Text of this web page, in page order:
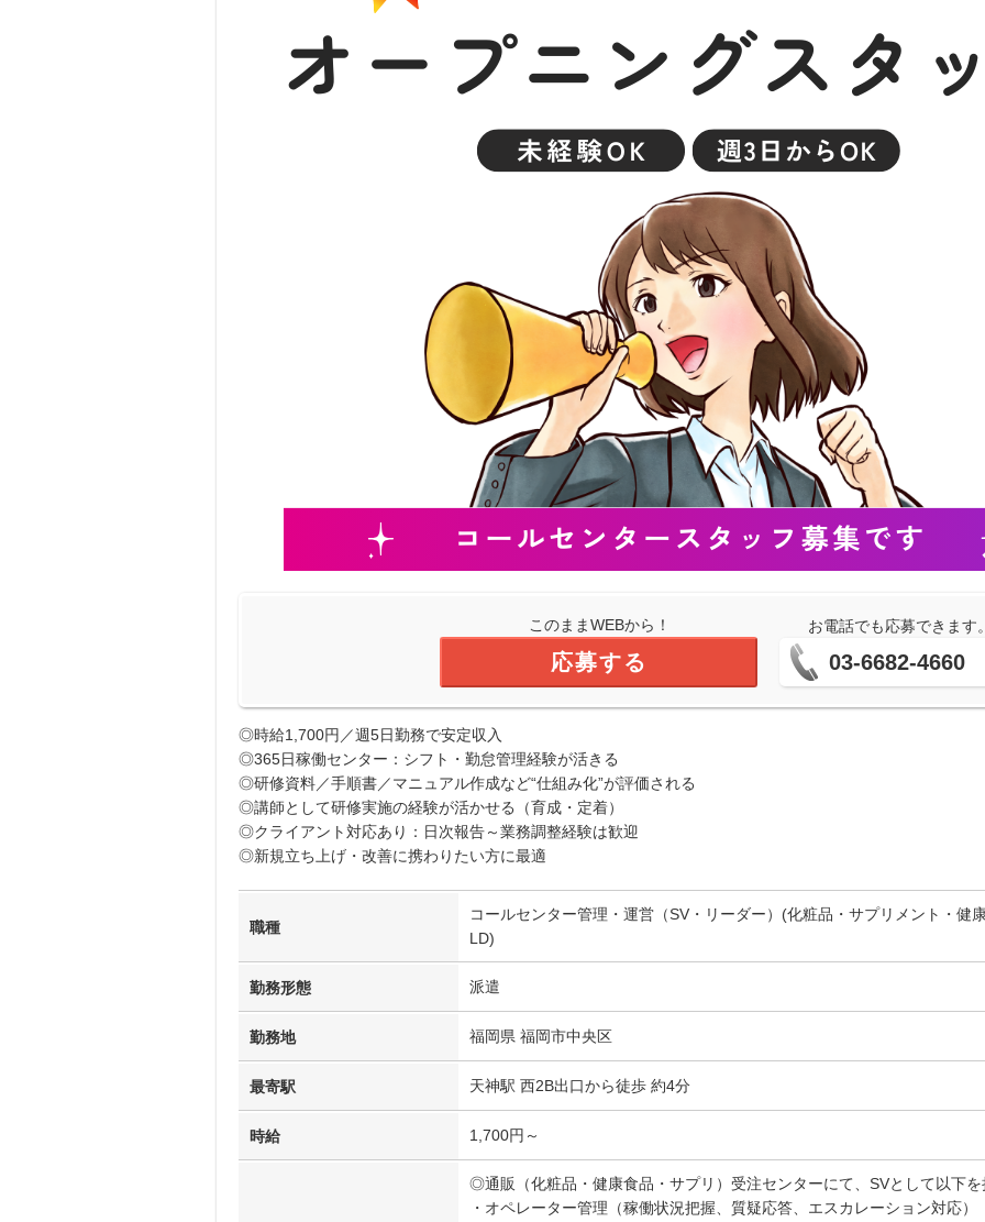
このままWEBから！
応募する
お電話でも応募できます
03-6682-4660
◎時給1,700円／週5日勤務で安定収入
◎365日稼働センター：シフト・勤怠管理経験が活きる
◎研修資料／手順書／マニュアル作成など“仕組み化”が評価される
◎講師として研修実施の経験が活かせる（育成・定着）
◎クライアント対応あり：日次報告～業務調整経験は歓迎
◎新規立ち上げ・改善に携わりたい方に最適
職種
コールセンター管理・運営（SV・リーダー）(化粧品・サプリメント・健
LD)
勤務形態 派遣
勤務地 福岡県 福岡市中央区
最寄駅 天神駅 西2B出口から徒歩 約4分
時給 1,700円～
◎通販（化粧品・健康食品・サプリ）受注センターにて、SVとして以下
・オペレーター管理（稼働状況把握、質疑応答、エスカレーション対応）